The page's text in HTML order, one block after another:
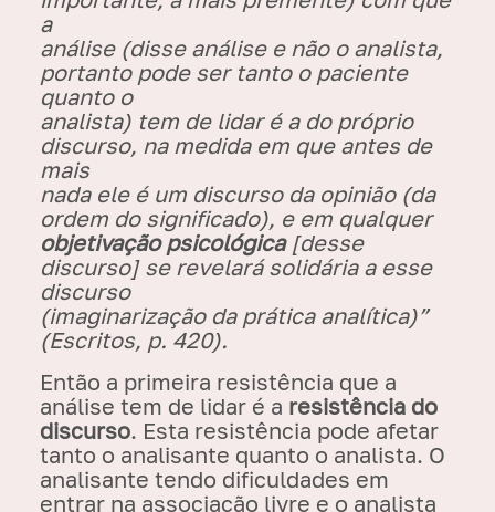
a
análise (disse análise e não o analista,
portanto pode ser tanto o paciente
quanto o
analista) tem de lidar é a do próprio
discurso, na medida em que antes de
mais
nada ele é um discurso da opinião (da
ordem do significado), e em qualquer
objetivação psicológica[desse
discurso] se revelará solidária a esse
discurso
(imaginarização da prática analítica)”
(Escritos, p. 420).
Então a primeira resistência que a
análise tem de lidar é a resistência do
discurso. Esta resistência pode afetar
tanto o analisante quanto o analista. O
analisante tendo dificuldades em
entrar na associação livre e o analista